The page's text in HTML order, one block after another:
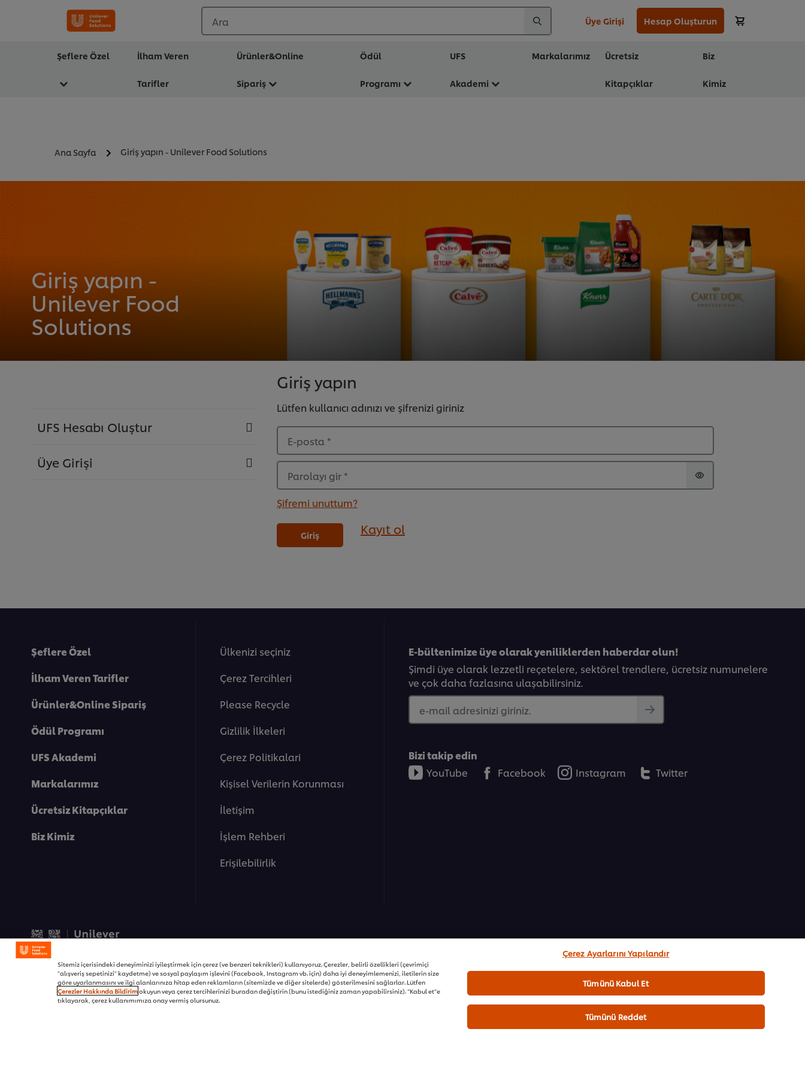
Ara Üye Girişi Hesap Oluşturun
Şeflere Özel İlham Veren
Tarifler
Ürünler&Online
Sipariş
Ödül
Programı
UFS
Akademi
Markalarımız Ücretsiz
Kitapçıklar
Biz
Kimiz
Ana Sayfa Giriş yapın - Unilever Food Solutions
Giriş yapın -
Unilever Food
Solutions
Giriş yapın
Lütfen kullanıcı adınızı ve şifrenizi giriniz
E-posta *
Parolayı gir *
Şifremi unuttum?
Giriş Kayıt ol
UFS Hesabı Oluştur
Üye Girişi
Şeflere Özel
İlham Veren Tarifler
Ürünler&Online Sipariş
Ödül Programı
UFS Akademi
Markalarımız
Ücretsiz Kitapçıklar
Biz Kimiz
Ülkenizi seçiniz
Çerez Tercihleri
Please Recycle
Gi̇zli̇li̇k İlkeleri̇
Çerez Politikalari
Kişisel Verilerin Korunması
İletişim
İşlem Rehberi
Erişilebilirlik
E-bültenimize üye olarak yeniliklerden haberdar olun!
Şimdi üye olarak lezzetli reçetelere, sektörel trendlere, ücretsiz numunelere
ve çok daha fazlasına ulaşabilirsiniz.
e-mail adresinizi giriniz.
Bizi takip edin
YouTube
Facebook Instagram Twitter
Sitemiz içerisindeki deneyiminizi iyileştirmek için çerez (ve benzeri teknikleri) kullanıyoruz. Çerezler, belirli özellikleri (çevrimiçi
"alışveriş sepetinizi" kaydetme) ve sosyal paylaşım işlevini (Facebook, Instagram vb. için) daha iyi deneyimlemenizi, iletilerin size
göre uyarlanmasını ve ilgi alanlarınıza hitap eden reklamların (sitemizde ve diğer sitelerde) gösterilmesini sağlarlar. Lütfen
Çerezler Hakkında Bildirimokuyun veya çerez tercihlerinizi buradan değiştirin (bunu istediğiniz zaman yapabilirsiniz). “Kabul et”e
tıklayarak, çerez kullanımımıza onay vermiş olursunuz.
Çerez Ayarlarını Yapılandır
Tümünü Reddet
Tümünü Kabul Et